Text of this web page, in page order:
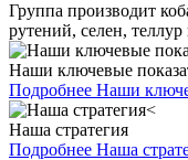
Группа производит
рутений, селен, теллур
Наши ключевые
Подробнее Наши
Наша стратегия
Подробнее Наша